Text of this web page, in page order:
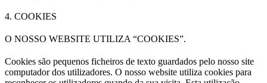
4. COOKIES
O NOSSO WEBSITE UTILIZA “COOKIES”.
Cookies são pequenos ficheiros de texto guardados pelo nosso site
computador dos utilizadores. O nosso website utiliza cookies para